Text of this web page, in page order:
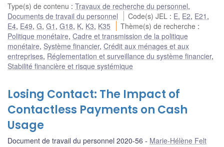
Type(s) de contenu : Travaux de recherche du personnel,
Documents de travail du personnel
Code(s) JEL : E, E2, E21 ,
E4, E49, G, G1 , G18, K, K3, K35 Thème(s) de recherche :
Politique monétaire, Cadre et transmission de la politique
monétaire, Système financier, Crédit aux ménages et aux
entreprises, Réglementation et surveillance du système financier,
Stabilité financière et risque systémique
Losing Contact: The Impact of
Contactless Payments on Cash
Usage
Document de travail du personnel 2020-56 Marie-Hélène Felt